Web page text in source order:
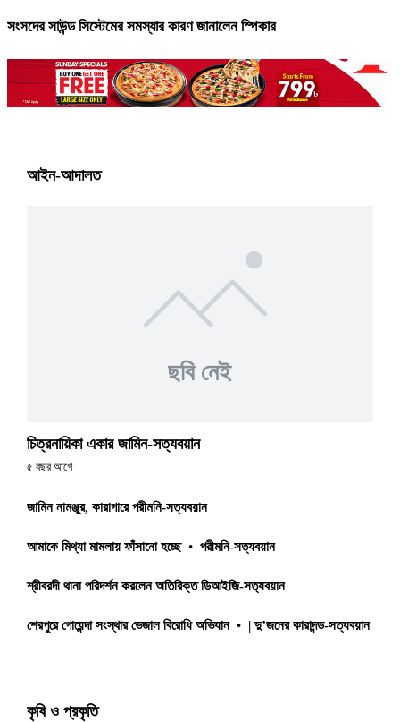
সংসদের সাউন্ড সিস্টেমের সমস্যার কারণ জানালেন স্পিকার
আইন-আদালত
ছবি নেই
চিত্রনায়িকা একার জামিন-সত্যবয়ান
৫ বছর আগে
জামিন নামঞ্জুর, কারাগারে পরীমনি-সত্যবয়ান
আমাকে মিথ্যা মামলায় ফাঁসানো হচ্ছে • পরীমনি-সত্যবয়ান
শ্রীবরদী থানা পরিদর্শন করলেন অতিরিক্ত ডিআইজি-সত্যবয়ান
শেরপুরে গোয়েন্দা সংস্থার ভেজাল বিরোধি অভিযান • | দু’জনের কারাদন্ড-সত্যবয়ান
কৃষি ও প্রকৃতি